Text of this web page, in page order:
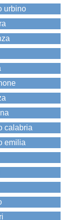
urbino
calabria
emilia